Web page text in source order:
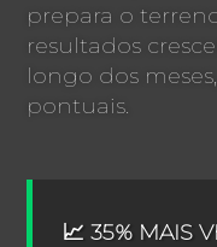
prepara o
resultados
longo dos
pontuais.
📈 35% MAIS